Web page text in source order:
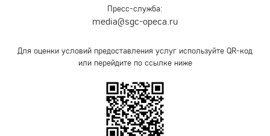
Пресс-служба:
media@sgc-opeca.ru
Для оценки условий предоставления услуг используйте QR-код
или перейдите по ссылке ниже